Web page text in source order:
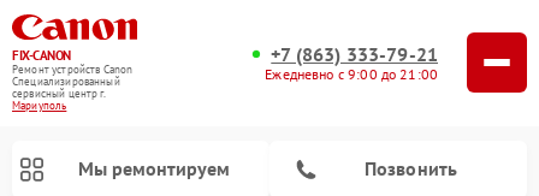
FIX-CANON
Ремонт устройств Canon
Специализированный
cервисный центр г.
Мариуполь
+7 (863) 333-79-21
Ежедневно с 9:00 до 21:00
Мы ремонтируем Позвонить